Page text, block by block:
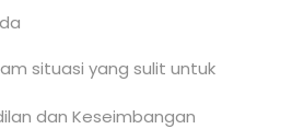
situasi yang sulit untuk
dan Keseimbangan